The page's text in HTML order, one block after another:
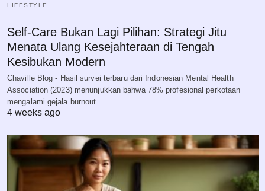
LIFESTYLE
Self-Care Bukan Lagi Pilihan: Strategi Jitu
Menata Ulang Kesejahteraan di Tengah
Kesibukan Modern
Chaville Blog - Hasil survei terbaru dari Indonesian Mental Health
Association (2023) menunjukkan bahwa 78% profesional perkotaan
mengalami gejala burnout…
4 weeks ago